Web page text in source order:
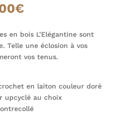
:
€Le
actuel
est :
18,00€.
en bois L’Elégantine sont
Telle une éclosion à vos
vos tenus.
en laiton couleur doré
upcyclé au choix